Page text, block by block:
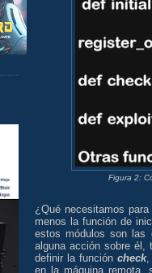
Figura 2:
¿Qué necesitamos
menos la función de
estos módulos son las
alguna acción sobre él,
definir la función check,
en la máquina remota,